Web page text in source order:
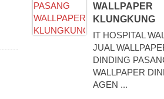
WALLPAPER
KLUNGKUNG
IT HOSPITAL
JUAL
DINDING
WALLPAPER
AGEN ...